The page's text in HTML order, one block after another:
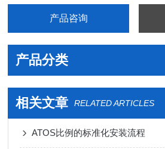
产品咨询
产品分类
相关文章 RELATED ARTICLES
ATOS比例的标准化安装流程